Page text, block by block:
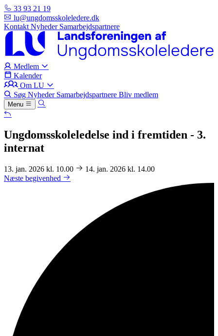
33 93 21 19
lu@ungdomsskoleledere.dk
Kontakt Nyheder Samarbejdspartnere
Medlem
Kalender
Om LU
Søg Nyheder Samarbejdspartnere Bliv medlem
Menu
Ungdomsskoleledelse ind i fremtiden - 3.
internat
13. jan. 2026 kl. 10.00
14. jan. 2026 kl. 14.00
Næste begivenhed